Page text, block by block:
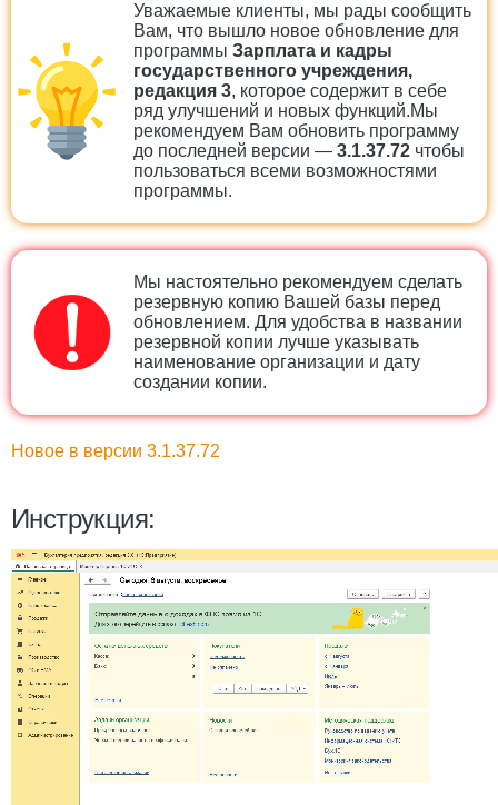
Уважаемые клиенты, мы рады сообщить
Вам, что вышло новое обновление для
программы Зарплата и кадры
государственного учреждения,
редакция 3, которое содержит в себе
ряд улучшений и новых функций.Мы
рекомендуем Вам обновить программу
до последней версии — 3.1.37.72 чтобы
пользоваться всеми возможностями
программы.
Мы настоятельно рекомендуем сделать
резервную копию Вашей базы перед
обновлением. Для удобства в названии
резервной копии лучше указывать
наименование организации и дату
создании копии.
Новое в версии 3.1.37.72
Инструкция: